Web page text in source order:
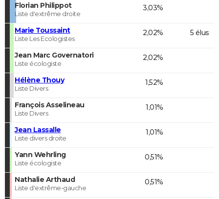
Florian Philippot
Liste d'extrême droite
3,03%
Marie Toussaint
Liste Les Ecologistes
2,02% 5 élus
Jean Marc Governatori
Liste écologiste
2,02%
Hélène Thouy
Liste Divers
1,52%
François Asselineau
Liste Divers
1,01%
Jean Lassalle
Liste divers droite
1,01%
Yann Wehrling
Liste écologiste
0,51%
Nathalie Arthaud
Liste d'extrême-gauche
0,51%